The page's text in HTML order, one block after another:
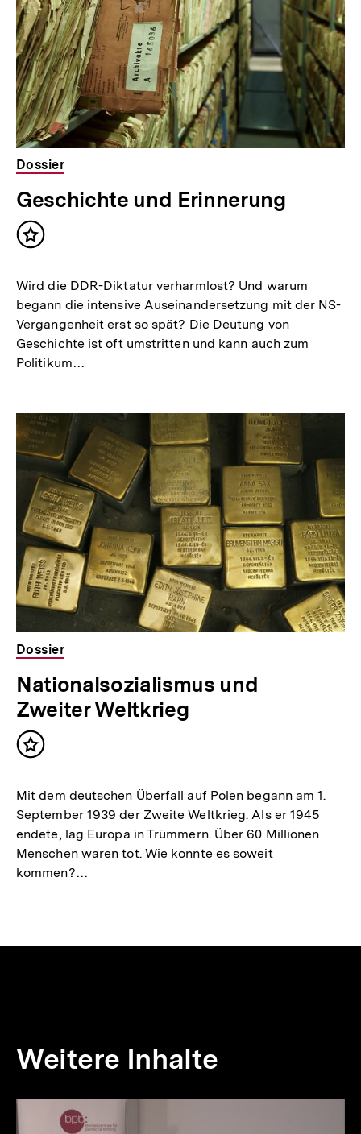
Dossier
Geschichte und Erinnerung
Inhalt
Wird die DDR-Diktatur verharmlost? Und warum
begann die intensive Auseinandersetzung mit der NS-
Vergangenheit erst so spät? Die Deutung von
Geschichte ist oft umstritten und kann auch zum
Politikum…
Dossier
Nationalsozialismus und
Zweiter Weltkrieg
Inhalt
Mit dem deutschen Überfall auf Polen begann am 1.
September 1939 der Zweite Weltkrieg. Als er 1945
endete, lag Europa in Trümmern. Über 60 Millionen
Menschen waren tot. Wie konnte es soweit
kommen?…
Weitere Inhalte
Inhaltskarousell
für
Inhaltskarussell
überspringen